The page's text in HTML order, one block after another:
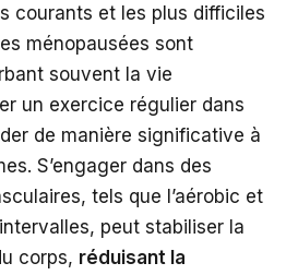
courants et les plus difficiles
ménopausées sont
souvent la vie
un exercice régulier dans
de manière significative à
S’engager dans des
tels que l’aérobic et
peut stabiliser la
corps, réduisant la